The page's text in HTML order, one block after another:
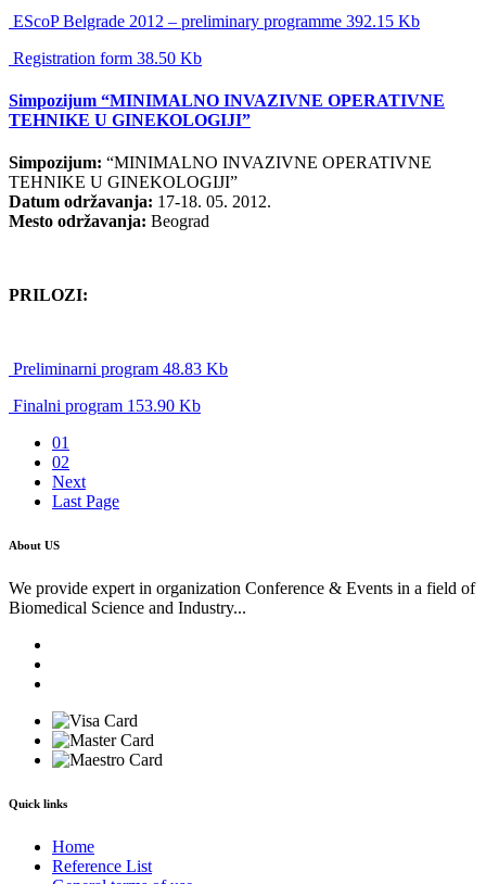
EScoP Belgrade 2012 – preliminary programme 392.15 Kb
Registration form 38.50 Kb
Simpozijum “MINIMALNO INVAZIVNE OPERATIVNE
TEHNIKE U GINEKOLOGIJI”
Simpozijum: “MINIMALNO INVAZIVNE OPERATIVNE
TEHNIKE U GINEKOLOGIJI”
Datum održavanja: 17-18. 05. 2012.
Mesto održavanja: Beograd
PRILOZI:
Preliminarni program 48.83 Kb
Finalni program 153.90 Kb
01
02
Next
Last Page
About US
We provide expert in organization Conference & Events in a field of
Biomedical Science and Industry...
Quick links
Home
Reference List